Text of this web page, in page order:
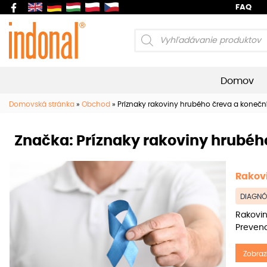
FAQ
Products
Domov
Domovská stránka » Obchod » Príznaky rakoviny hrubého čreva a
Značka: Príznaky rakoviny